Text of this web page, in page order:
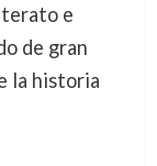
e
de gran
la historia